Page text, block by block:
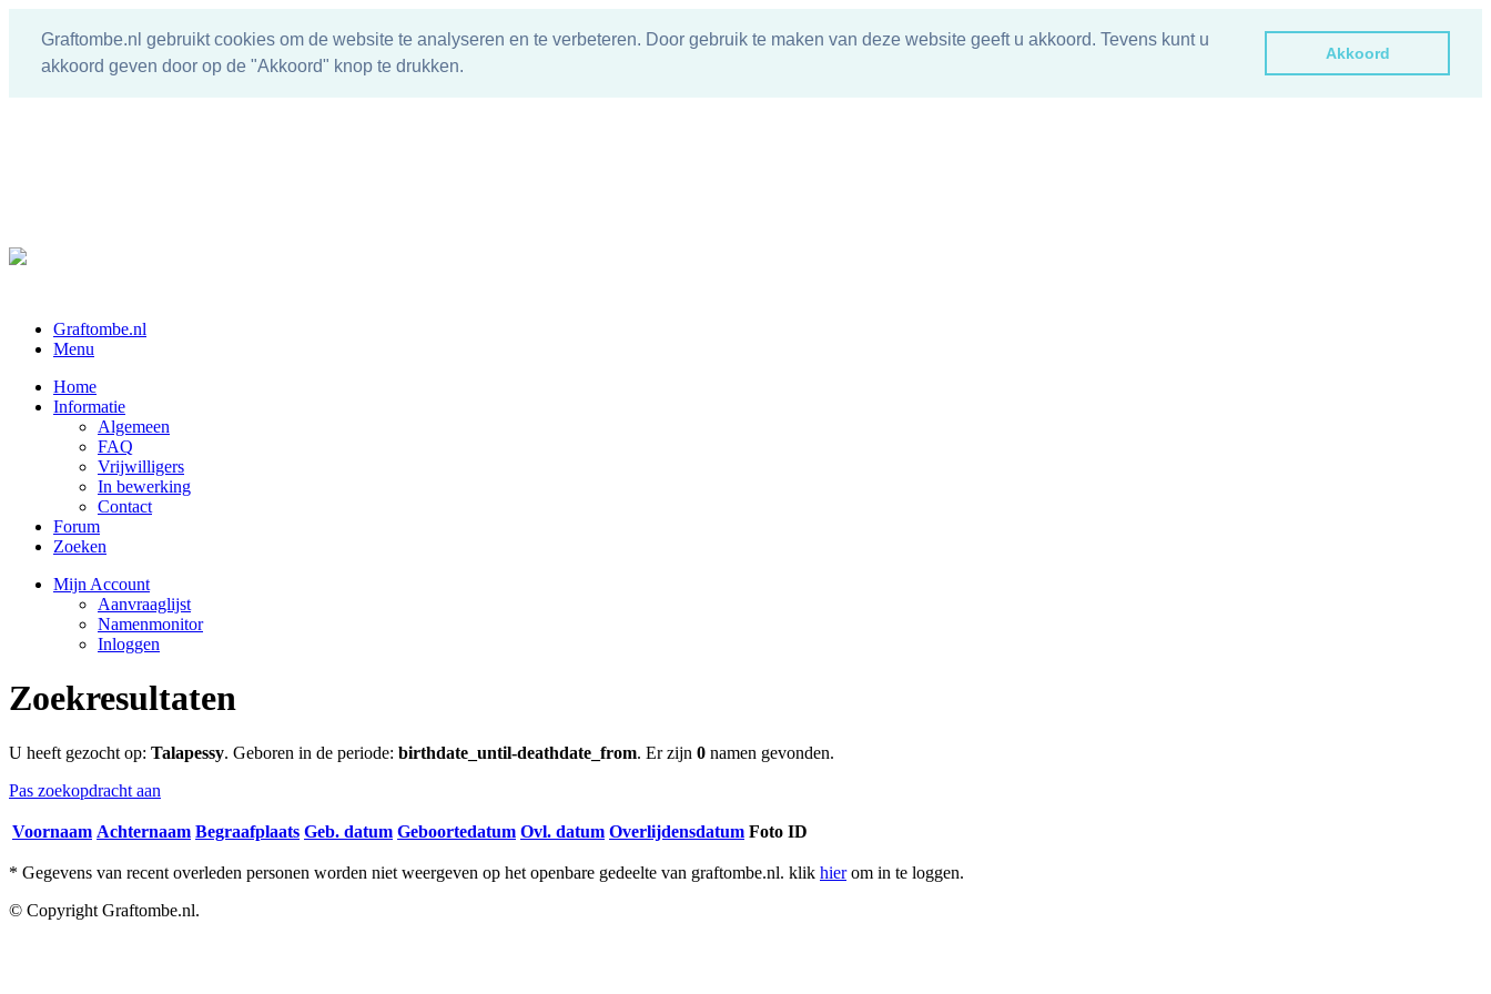
Graftombe.nl gebruikt cookies om de website te analyseren en te verbeteren. Door gebruik te maken van deze website geeft u akkoord. Tevens kunt u
akkoord geven door op de "Akkoord" knop te drukken.
Akkoord
Graftombe.nl
Menu
Home
Informatie
Algemeen
FAQ
Vrijwilligers
In bewerking
Contact
Forum
Zoeken
Mijn Account
Aanvraaglijst
Namenmonitor
Inloggen
Zoekresultaten
U heeft gezocht op: Talapessy. Geboren in de periode: birthdate_until-deathdate_from. Er zijn 0 namen gevonden.
Pas zoekopdracht aan
Voornaam Achternaam Begraafplaats Geb. datum Geboortedatum Ovl. datum Overlijdensdatum Foto ID
* Gegevens van recent overleden personen worden niet weergeven op het openbare gedeelte van graftombe.nl. klik hierom in te loggen.
© Copyright Graftombe.nl.